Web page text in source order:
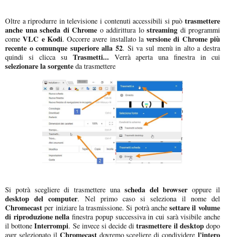
Oltre a riprodurre in televisione i contenuti accessibili si può trasmettere
anche una scheda di Chrome o addirittura lo streaming di programmi
come VLC e Kodi. Occorre avere installato laversione di Chrome più
recente o comunque superiore alla 52. Si va sul menù in alto a destra
quindi si clicca su Trasmetti... Verrà aperta una finestra in cui
selezionare la sorgente da trasmettere
Si potrà scegliere di trasmettere una scheda del browseroppure il
desktop del computer. Nel primo caso si seleziona il nome del
Chromecast per iniziare la trasmissione. Si potrà anchesettare il volume
di riproduzione nella finestra popup successiva in cui sarà visibile anche
il bottoneInterrompi. Se invece si decide ditrasmettere il desktopdopo
aver selezionato il Chromecastdovremo scegliere di condividere l'intero